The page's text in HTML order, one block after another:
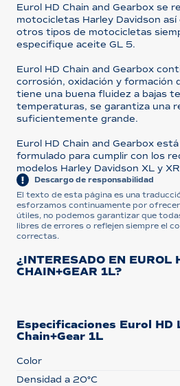
Eurol HD Chain and Gearbox se
motocicletas Harley Davidson
otros tipos de motocicletas
especifique aceite GL 5.
Eurol HD Chain and Gearbox
corrosión, oxidación y formación
tiene una buena fluidez a bajas
temperaturas, se garantiza una
suficientemente grande.
Eurol HD Chain and Gearbox
formulado para cumplir con los
modelos Harley Davidson XL y
Descargo de responsabilidad
El texto de esta página es una
esforzamos continuamente por
útiles, no podemos garantizar que
libres de errores o reflejen siempre el
correctas.
¿INTERESADO EN EUROL
CHAIN+GEAR 1L?
Especificaciones Eurol HD
Chain+Gear 1L
Color
Densidad a 20°C